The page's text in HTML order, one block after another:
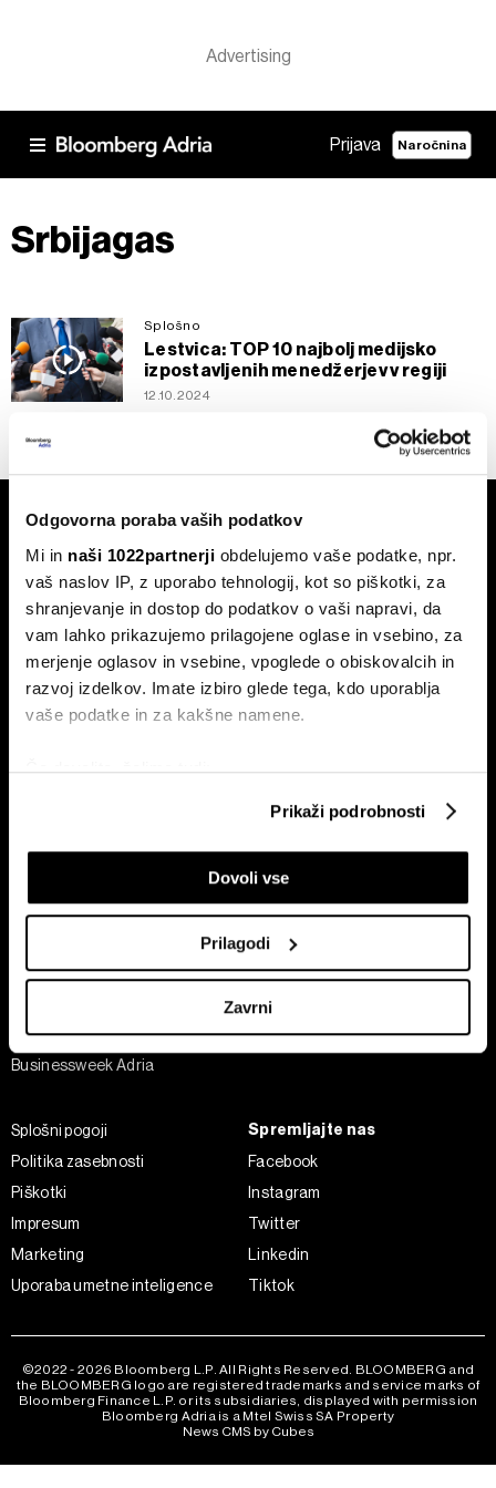
Odgovorna poraba vaših podatkov
Mi in naši 1022partnerji obdelujemo vaše podatke, npr.
vaš naslov IP, z uporabo tehnologij, kot so piškotki, za
shranjevanje in dostop do podatkov o vaši napravi, da
vam lahko prikazujemo prilagojene oglase in vsebino, za
merjenje oglasov in vsebine, vpoglede o obiskovalcih in
razvoj izdelkov. Imate izbiro glede tega, kdo uporablja
vaše podatke in za kakšne namene.
Če dovolite, želimo tudi:
Zbirati informacije o vaši geografski lokaciji, ki so
Identificirati napravo z aktivnim preverjanjem
lastnosti (odčitavanje prstnih odtisov)
Poglejte si še, kako se obdelujejo vaši osebni podatki in
nastavite svoje preference v
razdelku o podrobnostih
iz Izjave o piškotkih.
Skupni upravljavci obdelave so HD-WIN ARENA SPORT
d.o.o. inPartnerji
zasebnosti
, o piškotkih in drugih podobnih tehnologijah
kliknete možnost »Prikaži podrobnosti«. Privolitev lahko
kadar koli prekličete brez kakršnih koli posledic.
Prikaži podrobnosti
Dovoli vse
Prilagodi
Zavrni
Prijava Naročnina
Srbijagas
Splošno
Lestvica: TOP 10 najbolj medijsko
izpostavljenih menedžerjev v regiji
12.10.2024
Naročite se na e-
pismo
Finančni trgi
Tehnologija
Šport
Adria Insight
Businessweek Adria
Bloomberg Adria dogodki
Splošni pogoji
Politika zasebnosti
Piškotki
Impresum
Marketing
Uporaba umetne inteligence
Spremljajte nas
Facebook
Instagram
Twitter
Linkedin
Tiktok
©2022 - 2026 Bloomberg L.P. All Rights Reserved. BLOOMBERG and
the BLOOMBERG logo are registered trademarks and service marks of
Bloomberg Finance L.P. or its subsidiaries, displayed with permission
Bloomberg Adria is a Mtel Swiss SA Property
News CMS by Cubes